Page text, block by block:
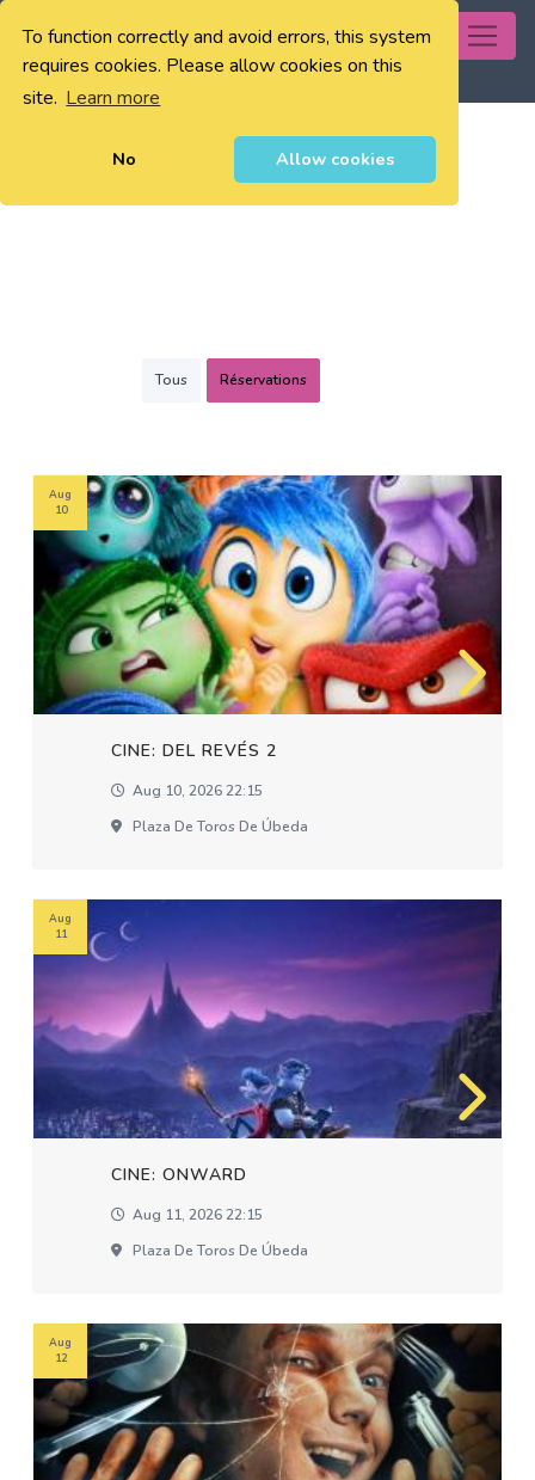
To function correctly and avoid errors, this system
requires cookies. Please allow cookies on this
site. Learn more
No Allow cookies
0
Tous Réservations
CINE: DEL REVÉS 2
Aug 10, 2026 22:15
Plaza De Toros De Úbeda
Aug
10
CINE: ONWARD
Aug 11, 2026 22:15
Plaza De Toros De Úbeda
Aug
11
Aug
12